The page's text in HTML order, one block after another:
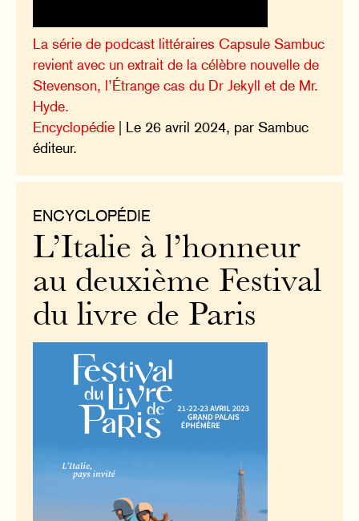
La série de podcast littéraires Capsule Sambuc
revient avec un extrait de la célèbre nouvelle de
Stevenson, l’Étrange cas du Dr Jekyll et de Mr.
Hyde.
Encyclopédie | Le 26 avril 2024, par Sambuc
éditeur.
ENCYCLOPÉDIE
L’Italie à l’honneur
au deuxième Festival
du livre de Paris